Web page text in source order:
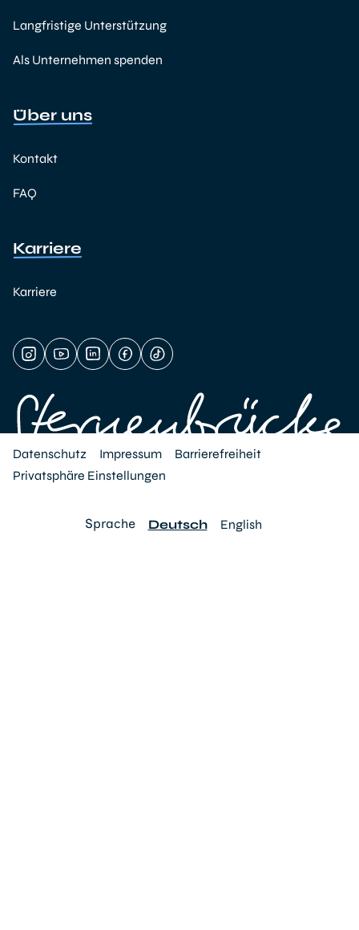
Langfristige Unterstützung
Als Unternehmen spenden
Über uns
Kontakt
FAQ
Karriere
Karriere
Datenschutz Impressum
Barrierefreiheit
Privatsphäre Einstellungen
Sprache Deutsch English